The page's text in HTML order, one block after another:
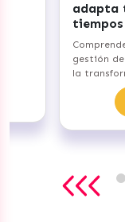
los nuevos
clave de la
para